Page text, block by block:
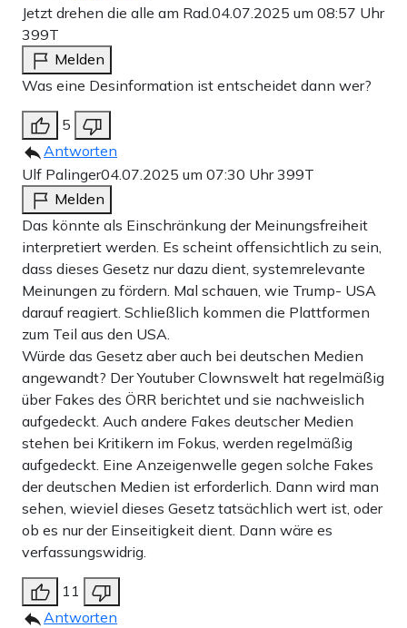
Jetzt drehen die alle am Rad.04.07.2025 um 08:57 Uhr
399T
Melden
Was eine Desinformation ist entscheidet dann wer?
5
Antworten
Ulf Palinger04.07.2025 um 07:30 Uhr399T
Melden
Das könnte als Einschränkung der Meinungsfreiheit
interpretiert werden. Es scheint offensichtlich zu sein,
dass dieses Gesetz nur dazu dient, systemrelevante
Meinungen zu fördern. Mal schauen, wie Trump- USA
darauf reagiert. Schließlich kommen die Plattformen
zum Teil aus den USA.
Würde das Gesetz aber auch bei deutschen Medien
angewandt? Der Youtuber Clownswelt hat regelmäßig
über Fakes des ÖRR berichtet und sie nachweislich
aufgedeckt. Auch andere Fakes deutscher Medien
stehen bei Kritikern im Fokus, werden regelmäßig
aufgedeckt. Eine Anzeigenwelle gegen solche Fakes
der deutschen Medien ist erforderlich. Dann wird man
sehen, wieviel dieses Gesetz tatsächlich wert ist, oder
ob es nur der Einseitigkeit dient. Dann wäre es
verfassungswidrig.
11
Antworten